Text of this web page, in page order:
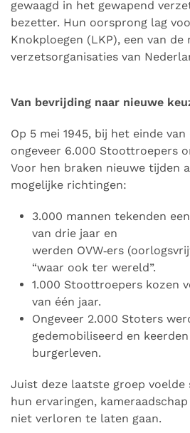
gewaagd in het gewapend
bezetter. Hun oorsprong lag
Knokploegen (LKP), een van de
verzetsorganisaties van
Van bevrijding naar nieuwe
Op 5 mei 1945, bij het einde
ongeveer 6.000 Stoottroepers
Voor hen braken nieuwe tijden
mogelijke richtingen:
3.000 mannen tekenden
van drie jaar en
werden OVW‑ers
“waar ook ter wereld”.
1.000 Stoottroepers kozen
van één jaar.
Ongeveer 2.000 Stoters
gedemobiliseerd en
burgerleven.
Juist deze laatste groep
hun ervaringen,
niet verloren te laten gaan.